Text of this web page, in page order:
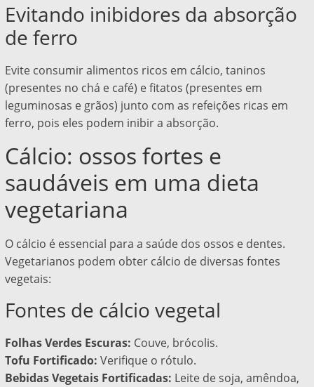
Evitando inibidores da absorção
de ferro
Evite consumir alimentos ricos em cálcio, taninos
(presentes no chá e café) e fitatos (presentes em
leguminosas e grãos) junto com as refeições ricas em
ferro, pois eles podem inibir a absorção.
Cálcio: ossos fortes e
saudáveis em uma dieta
vegetariana
O cálcio é essencial para a saúde dos ossos e dentes.
Vegetarianos podem obter cálcio de diversas fontes
vegetais:
Fontes de cálcio vegetal
Folhas Verdes Escuras: Couve, brócolis.
Tofu Fortificado: Verifique o rótulo.
Bebidas Vegetais Fortificadas: Leite de soja, amêndoa,